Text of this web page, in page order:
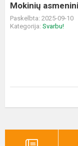
Mokinių
Paskelbta: 2025-09-10
Kategorija: Svarbu!